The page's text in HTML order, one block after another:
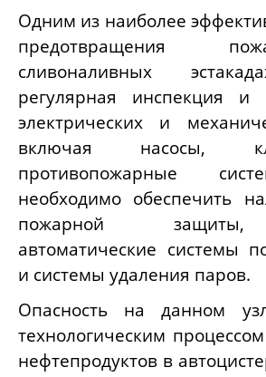
Одним из наиболее
предотвращения
сливоналивных
регулярная инспекция и
электрических и
включая насосы,
противопожарные
необходимо обеспечить
пожарной
автоматические системы
и системы удаления паров.
Опасность на данном
технологическим
нефтепродуктов в